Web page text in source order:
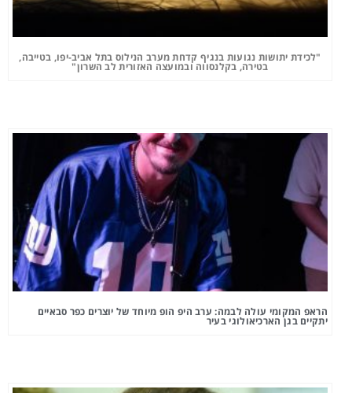
"לכידת יתושות נגועות בנגיף קדחת מערב הנילוס בתל אביב-יפו, בטייבה,
בטירה, בקלנסווה ובמועצה האזורית לב השרון"
הראפ המקומי עולה לבמה: ערב היפ הופ מיוחד של יוצרים כפר סבאיים
יתקיים בגן הארכיאולוגי בעיר